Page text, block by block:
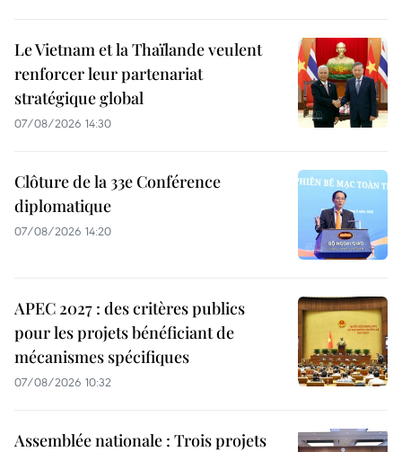
Le Vietnam et la Thaïlande veulent
renforcer leur partenariat
stratégique global
07/08/2026 14:30
Clôture de la 33e Conférence
diplomatique
07/08/2026 14:20
APEC 2027 : des critères publics
pour les projets bénéficiant de
mécanismes spécifiques
07/08/2026 10:32
Assemblée nationale : Trois projets